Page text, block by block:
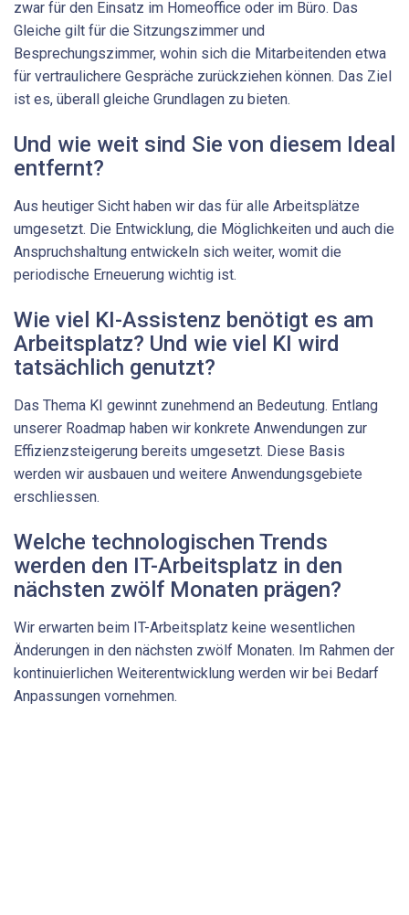
zwar für den Einsatz im Homeoffice oder im Büro. Das
Gleiche gilt für die Sitzungszimmer und
Besprechungszimmer, wohin sich die Mitarbeitenden etwa
für vertraulichere Gespräche zurückziehen können. Das Ziel
ist es, überall gleiche Grundlagen zu bieten.
Und wie weit sind Sie von diesem Ideal
entfernt?
Aus heutiger Sicht haben wir das für alle Arbeitsplätze
umgesetzt. Die Entwicklung, die Möglichkeiten und auch die
Anspruchshaltung entwickeln sich weiter, womit die
periodische Erneuerung wichtig ist.
Wie viel KI-Assistenz benötigt es am
Arbeitsplatz? Und wie viel KI wird
tatsächlich genutzt?
Das Thema KI gewinnt zunehmend an Bedeutung. Entlang
unserer Roadmap haben wir konkrete Anwendungen zur
Effizienzsteigerung bereits umgesetzt. Diese Basis
werden wir ausbauen und weitere Anwendungsgebiete
erschliessen.
Welche technologischen Trends
werden den IT-Arbeitsplatz in den
nächsten zwölf Monaten prägen?
Wir erwarten beim IT-Arbeitsplatz keine wesentlichen
Änderungen in den nächsten zwölf Monaten. Im Rahmen der
kontinuierlichen Weiterentwicklung werden wir bei Bedarf
Anpassungen vornehmen.